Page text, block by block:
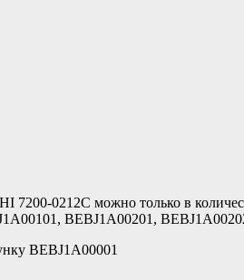
7200-0212C можно только в
BEBJ1A00201,
BEBJ1A00001